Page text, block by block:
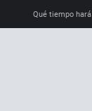
Qué tiempo